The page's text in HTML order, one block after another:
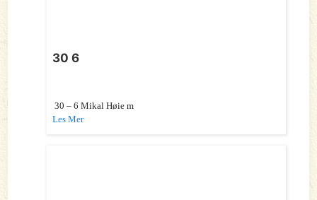
30 6
30 – 6 Mikal Høie m
Les Mer